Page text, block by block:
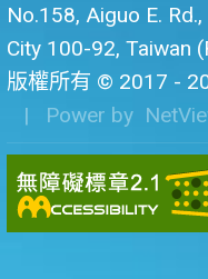
No.158, Aiguo E.
City 100-92, Taiwan
版權所有 © 2017 -
| Power by